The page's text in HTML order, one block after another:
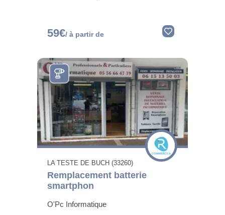
59€/ à partir de
LA TESTE DE BUCH (33260)
Remplacement batterie
smartphon
O'Pc Informatique